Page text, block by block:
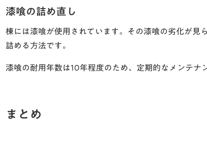
漆喰の詰め直し
棟には漆喰が使用されています。その漆喰の劣化が見
詰める方法です。
漆喰の耐用年数は10年程度のため、定期的なメンテナ
まとめ